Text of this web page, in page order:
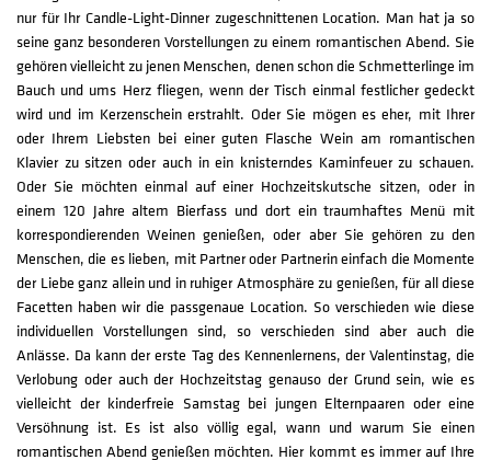
nur für Ihr Candle-Light-Dinner zugeschnittenen Location. Man hat ja so
seine ganz besonderen Vorstellungen zu einem romantischen Abend. Sie
gehören vielleicht zu jenen Menschen, denen schon die Schmetterlinge im
Bauch und ums Herz fliegen, wenn der Tisch einmal festlicher gedeckt
wird und im Kerzenschein erstrahlt. Oder Sie mögen es eher, mit Ihrer
oder Ihrem Liebsten bei einer guten Flasche Wein am romantischen
Klavier zu sitzen oder auch in ein knisterndes Kaminfeuer zu schauen.
Oder Sie möchten einmal auf einer Hochzeitskutsche sitzen, oder in
einem 120 Jahre altem Bierfass und dort ein traumhaftes Menü mit
korrespondierenden Weinen genießen, oder aber Sie gehören zu den
Menschen, die es lieben, mit Partner oder Partnerin einfach die Momente
der Liebe ganz allein und in ruhiger Atmosphäre zu genießen, für all diese
Facetten haben wir die passgenaue Location. So verschieden wie diese
individuellen Vorstellungen sind, so verschieden sind aber auch die
Anlässe. Da kann der erste Tag des Kennenlernens, der Valentinstag, die
Verlobung oder auch der Hochzeitstag genauso der Grund sein, wie es
vielleicht der kinderfreie Samstag bei jungen Elternpaaren oder eine
Versöhnung ist. Es ist also völlig egal, wann und warum Sie einen
romantischen Abend genießen möchten. Hier kommt es immer auf Ihre